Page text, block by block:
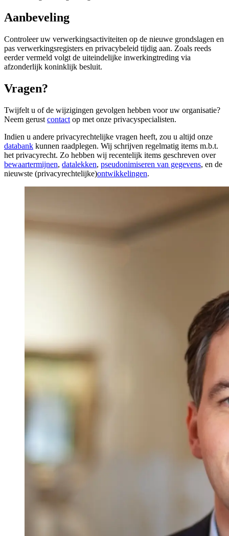
Aanbeveling
Controleer uw verwerkingsactiviteiten op de nieuwe grondslagen en
pas verwerkingsregisters en privacybeleid tijdig aan. Zoals reeds
eerder vermeld volgt de uiteindelijke inwerkingtreding via
afzonderlijk koninklijk besluit.
Vragen?
Twijfelt u of de wijzigingen gevolgen hebben voor uw organisatie?
Neem gerust contact op met onze privacyspecialisten.
Indien u andere privacyrechtelijke vragen heeft, zou u altijd onze
databank kunnen raadplegen. Wij schrijven regelmatig items m.b.t.
het privacyrecht. Zo hebben wij recentelijk items geschreven over
bewaartermijnen, datalekken, pseudonimiseren van gegevens, en de
nieuwste (privacyrechtelijke)ontwikkelingen.